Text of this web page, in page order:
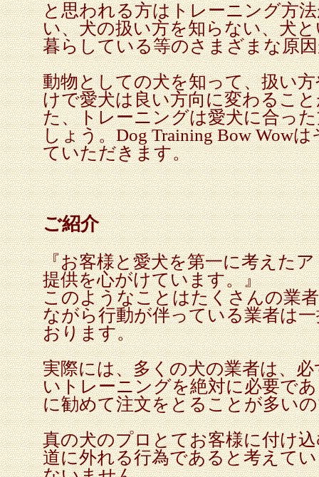
と思われる方はトレーニング方
い、犬の扱い方を知らない、犬
暮らしている等のさまざまな原
動物としての犬を知って、扱い
けで愛犬は良い方向に変わるこ
た、トレーニングは愛犬に合っ
しょう。Dog Training Bow Wowは
ていただきます。
ご紹介
『お客様と愛犬を第一に考えた
提供を心がけています。』
このようなことはたくさんの業
ながら行動が伴っている業者は
おります。
実際には、多くの犬の業者は、
いトレーニングを絶対に必要で
に勧めて注文をとることが多い
真の犬のプロとてお客様に付け
道に外れる行為であると考えて